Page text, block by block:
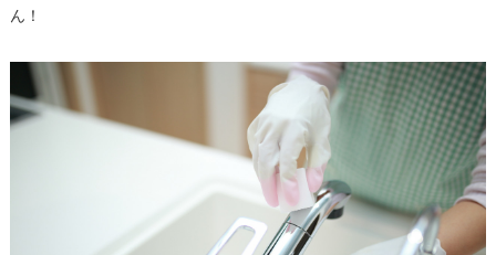
ん！